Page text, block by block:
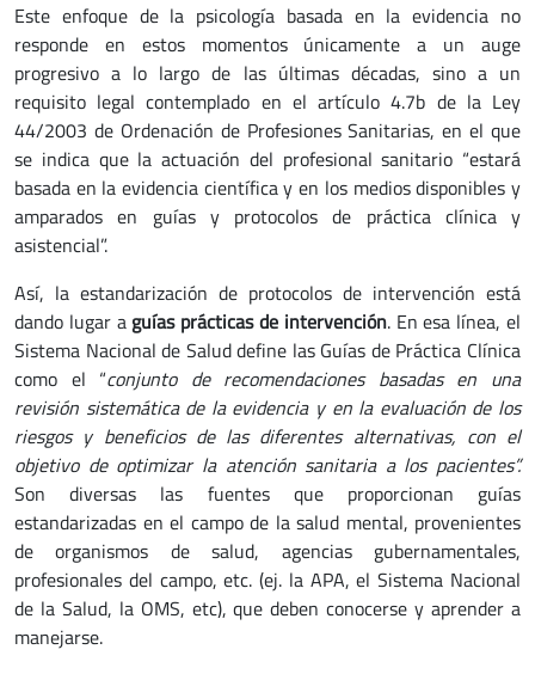
Este enfoque de la psicología basada en la evidencia no
responde en estos momentos únicamente a un auge
progresivo a lo largo de las últimas décadas, sino a un
requisito legal contemplado en el artículo 4.7b de la Ley
44/2003 de Ordenación de Profesiones Sanitarias, en el que
se indica que la actuación del profesional sanitario “estará
basada en la evidencia científica y en los medios disponibles y
amparados en guías y protocolos de práctica clínica y
asistencial”.
Así, la estandarización de protocolos de intervención está
dando lugar aguías prácticas de intervención. En esa línea, el
Sistema Nacional de Salud define las Guías de Práctica Clínica
como el “conjunto de recomendaciones basadas en una
revisión sistemática de la evidencia y en la evaluación de los
riesgos y beneficios de las diferentes alternativas, con el
objetivo de optimizar la atención sanitaria a los pacientes”.
Son diversas las fuentes que proporcionan guías
estandarizadas en el campo de la salud mental, provenientes
de organismos de salud, agencias gubernamentales,
profesionales del campo, etc. (ej. la APA, el Sistema Nacional
de la Salud, la OMS, etc), que deben conocerse y aprender a
manejarse.